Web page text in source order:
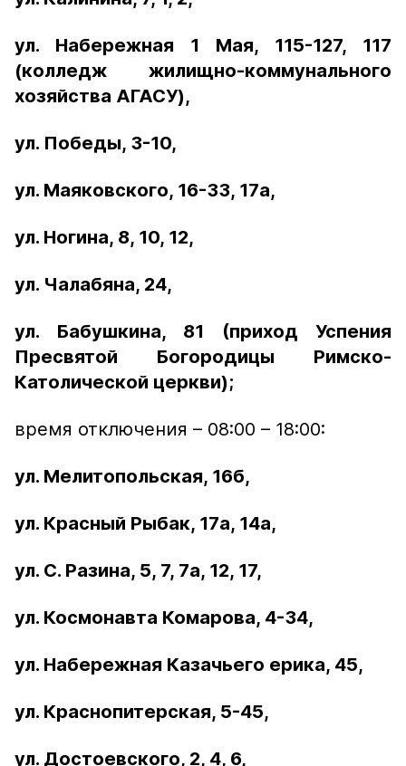
ул. Набережная 1 Мая, 115-127, 117
(колледж жилищно-коммунального
хозяйства АГАСУ),
ул. Победы, 3-10,
ул. Маяковского, 16-33, 17а,
ул. Ногина, 8, 10, 12,
ул. Чалабяна, 24,
ул. Бабушкина, 81 (приход Успения
Пресвятой Богородицы Римско-
Католической церкви);
время отключения – 08:00 – 18:00:
ул. Мелитопольская, 16б,
ул. Красный Рыбак, 17а, 14а,
ул. С. Разина, 5, 7, 7а, 12, 17,
ул. Космонавта Комарова, 4-34,
ул. Набережная Казачьего ерика, 45,
ул. Краснопитерская, 5-45,
ул. Достоевского, 2, 4, 6,